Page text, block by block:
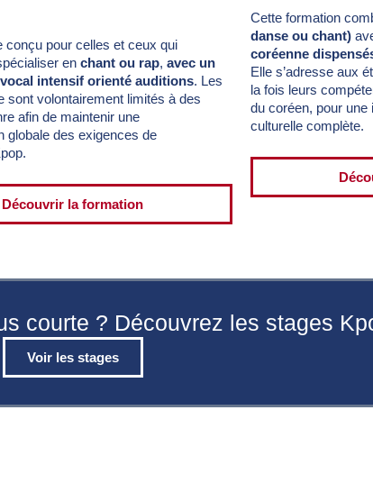
conçu pour celles et ceux qui
enchant ou rap, avec un
intensif orienté auditions. Les
sont volontairement limités à des
afin de maintenir une
globale des exigences de
Découvrir la formation
Cette formation
danse ou chant)
coréenne
Elle s’adresse aux
la fois leurs
du coréen, pour
culturelle complète.
courte ? Découvrez les stages
Voir les stages